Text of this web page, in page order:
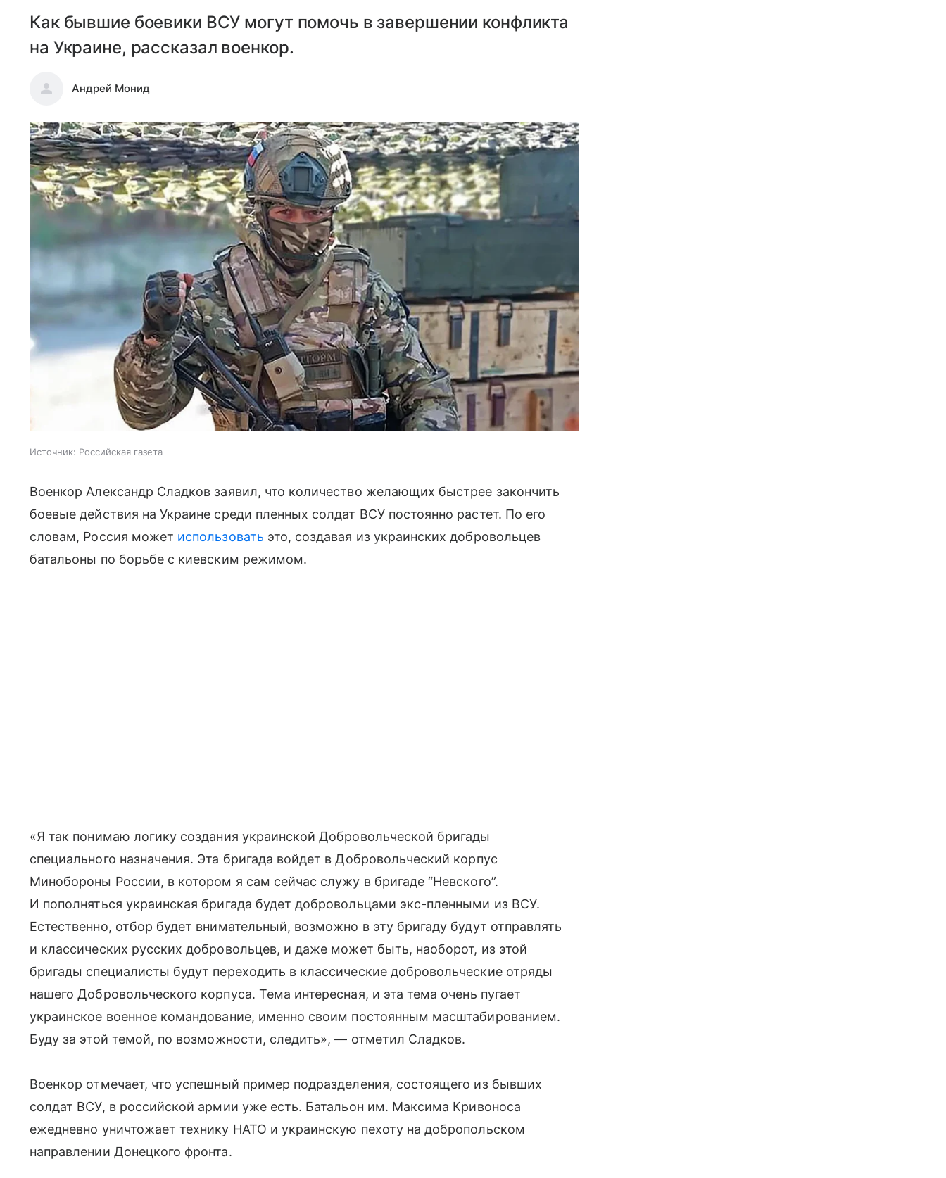
Как бывшие боевики ВСУ могут помочь в завершении конфликта
на Украине, рассказал военкор.
Андрей Монид
Источник: Российская газета
Военкор Александр Сладков заявил, что количество желающих быстрее закончить
боевые действия на Украине среди пленных солдат ВСУ постоянно растет. По его
словам, Россия может использовать это, создавая из украинских добровольцев
батальоны по борьбе с киевским режимом.
«Я так понимаю логику создания украинской Добровольческой бригады
специального назначения. Эта бригада войдет в Добровольческий корпус
Минобороны России, в котором я сам сейчас служу в бригаде “Невского”.
И пополняться украинская бригада будет добровольцами экс-пленными из ВСУ.
Естественно, отбор будет внимательный, возможно в эту бригаду будут отправлять
и классических русских добровольцев, и даже может быть, наоборот, из этой
бригады специалисты будут переходить в классические добровольческие отряды
нашего Добровольческого корпуса. Тема интересная, и эта тема очень пугает
украинское военное командование, именно своим постоянным масштабированием.
Буду за этой темой, по возможности, следить», — отметил Сладков.
Военкор отмечает, что успешный пример подразделения, состоящего из бывших
солдат ВСУ, в российской армии уже есть. Батальон им. Максима Кривоноса
ежедневно уничтожает технику НАТО и украинскую пехоту на добропольском
направлении Донецкого фронта.